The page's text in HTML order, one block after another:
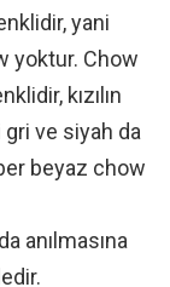
yani
yoktur. Chow
kızılın
gri ve siyah da
beyaz chow
anılmasına